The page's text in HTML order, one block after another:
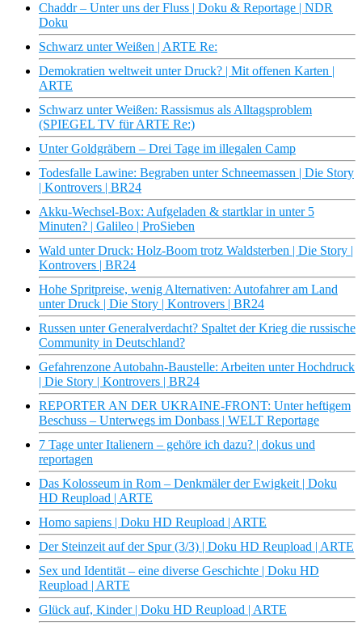
Chaddr – Unter uns der Fluss | Doku & Reportage | NDR
Doku
Schwarz unter Weißen | ARTE Re:
Demokratien weltweit unter Druck? | Mit offenen Karten |
ARTE
Schwarz unter Weißen: Rassismus als Alltagsproblem
(SPIEGEL TV für ARTE Re:)
Unter Goldgräbern – Drei Tage im illegalen Camp
Todesfalle Lawine: Begraben unter Schneemassen | Die Story
| Kontrovers | BR24
Akku-Wechsel-Box: Aufgeladen & startklar in unter 5
Minuten? | Galileo | ProSieben
Wald unter Druck: Holz-Boom trotz Waldsterben | Die Story |
Kontrovers | BR24
Hohe Spritpreise, wenig Alternativen: Autofahrer am Land
unter Druck | Die Story | Kontrovers | BR24
Russen unter Generalverdacht? Spaltet der Krieg die russische
Community in Deutschland?
Gefahrenzone Autobahn-Baustelle: Arbeiten unter Hochdruck
| Die Story | Kontrovers | BR24
REPORTER AN DER UKRAINE-FRONT: Unter heftigem
Beschuss – Unterwegs im Donbass | WELT Reportage
7 Tage unter Italienern – gehöre ich dazu? | dokus und
reportagen
Das Kolosseum in Rom – Denkmäler der Ewigkeit | Doku
HD Reupload | ARTE
Homo sapiens | Doku HD Reupload | ARTE
Der Steinzeit auf der Spur (3/3) | Doku HD Reupload | ARTE
Sex und Identität – eine diverse Geschichte | Doku HD
Reupload | ARTE
Glück auf, Kinder | Doku HD Reupload | ARTE